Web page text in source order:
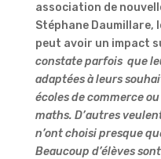
association de
Stéphane
peut avoir un impact
constate parfois que
adaptées à leurs
écoles de commerce
maths. D’autres
n’ont choisi presque
Beaucoup d’élèves